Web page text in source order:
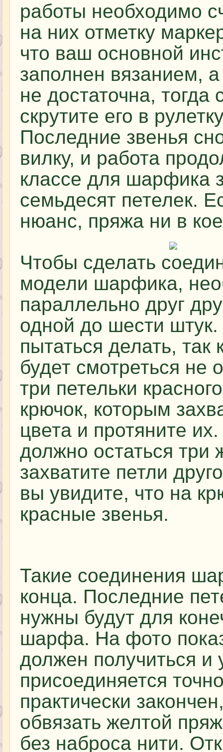
работы необходимо
на них отметку
что ваш основной
заполнен вязанием,
не достаточна, тогда
скрутите его в
Последние звенья
вилку, и работа
классе для шарфика
семьдесят петелек.
нюанс, пряжа ни в
Чтобы сделать
модели шарфика,
параллельно друг
одной до шести
пытаться делать,
будет смотреться не
три петельки
крючок, которым
цвета и протяните
должно остаться
захватите петли
вы увидите, что на
красные звенья.
Такие соединения
конца. Последние
нужны будут для
шарфа. На фото
должен получиться и
присоединяется
практически
обвязать желтой
без наброса нити.